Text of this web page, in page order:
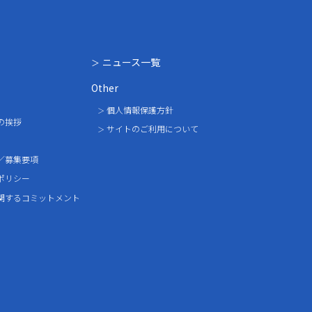
挨拶
募集要項
リシー
するコミットメント
ニュース一覧
Other
個人情報保護方針
サイトのご利用について